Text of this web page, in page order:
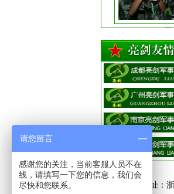
真正的
杭州分公司地址：
请您留言
感谢您的关注，当前客服人员不在
线，请填写一下您的信息，我们会
尽快和您联系。